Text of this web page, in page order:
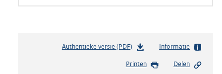
Authentieke versie (PDF)b
s
Informatie
Printen Delen